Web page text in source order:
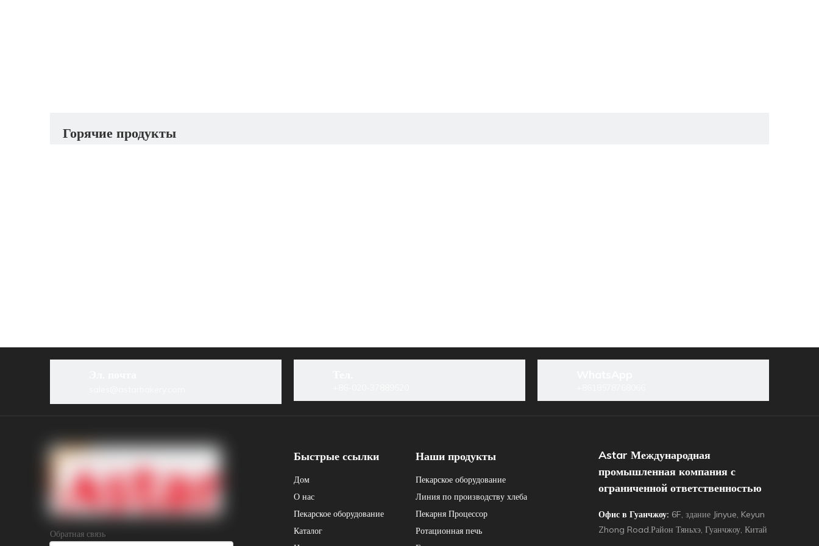
Горячие продукты
Обратная связь
Быстрые ссылки
Дом
О нас
Пекарское оборудование
Каталог
Наши продукты
Пекарское оборудование
Линия по производству хлеба
Пекарня Процессор
Ротационная печь
Astar Международная
промышленная компания с
ограниченной ответственностью
Офис в Гуанчжоу: 6F, здание Jinyue, Keyun
Zhong Road.Район Тяньхэ, Гуанчжоу, Китай